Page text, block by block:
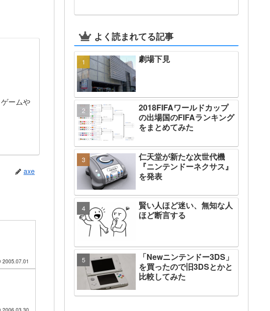
ームや
axe
2005.07.01
よく読まれてる記事
劇場下見
2018FIFAワールドカップ
の出場国のFIFAランキング
をまとめてみた
仁天堂が新たな次世代機
『ニンテンドーネクサス』
を発表
賢い人ほど迷い、無知な人
ほど断言する
「Newニンテンドー3DS」
を買ったので旧3DSとかと
比較してみた